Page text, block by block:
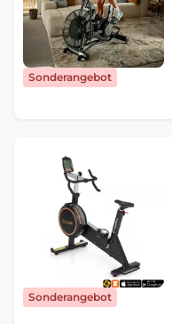
Sonderangebot
Sonderangebot